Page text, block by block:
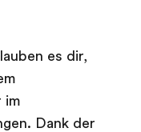
es dir,
im
Dank der